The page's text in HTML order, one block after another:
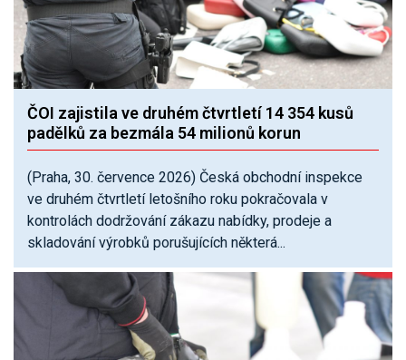
ČOI zajistila ve druhém čtvrtletí 14 354 kusů
padělků za bezmála 54 milionů korun
(Praha, 30. července 2026) Česká obchodní inspekce
ve druhém čtvrtletí letošního roku pokračovala v
kontrolách dodržování zákazu nabídky, prodeje a
skladování výrobků porušujících některá...